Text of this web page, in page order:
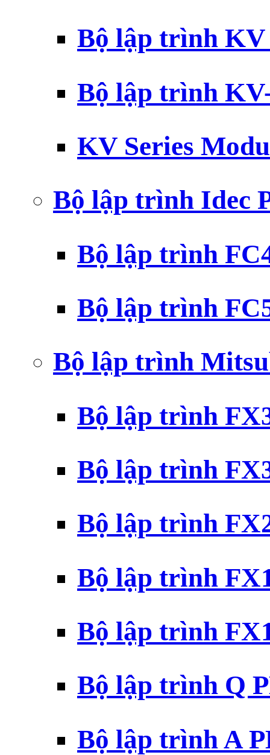
Bộ lập trình
Bộ lập trình
KV Series
Bộ lập trình Idec
Bộ lập trình
Bộ lập trình
Bộ lập trình
Bộ lập trình
Bộ lập trình
Bộ lập trình
Bộ lập trình
Bộ lập trình
Bộ lập trình Q
Bộ lập trình A